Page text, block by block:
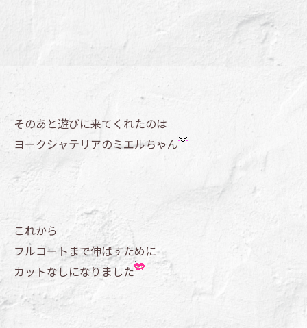
そのあと遊びに来てくれたのは
ヨークシャテリアのミエルちゃん
これから
フルコートまで伸ばすために
カットなしになりました